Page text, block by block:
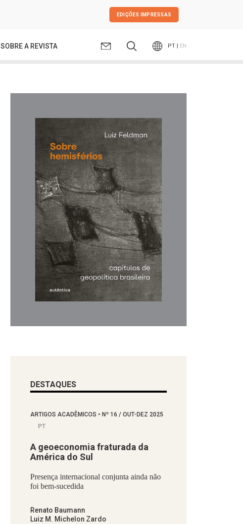
EDIÇÕES IMPRESSAS
SOBRE A REVISTA PT | EN
DESTAQUES
ARTIGOS ACADÊMICOS • Nº 16 / OUT-DEZ 2025
PT
A geoeconomia fraturada da
América do Sul
Presença internacional conjunta ainda não
foi bem-sucedida
Renato Baumann
Luiz M. Michelon Zardo